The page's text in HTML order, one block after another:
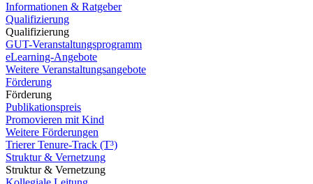
Informationen & Ratgeber
Qualifizierung
Qualifizierung
GUT-Veranstaltungsprogramm
eLearning-Angebote
Weitere Veranstaltungsangebote
Förderung
Förderung
Publikationspreis
Promovieren mit Kind
Weitere Förderungen
Trierer Tenure-Track (T³)
Struktur & Vernetzung
Struktur & Vernetzung